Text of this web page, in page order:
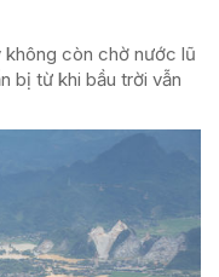
không còn chờ nước lũ
bị từ khi bầu trời vẫn